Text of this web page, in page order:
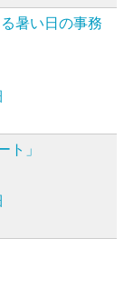
暑い日の事務
ト」